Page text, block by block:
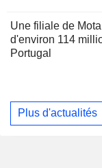
Une filiale de
d'environ 114
Portugal
Plus d'actualités